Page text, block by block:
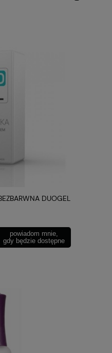
DUOGEL
powiadom mnie,
gdy będzie dostępne